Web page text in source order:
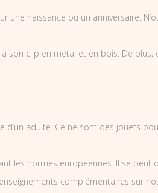
naissance ou un anniversaire.
son clip en métal et en bois. De plus,
adulte. Ce ne sont des jouets
les normes européennes. Il se peut
complémentaires sur